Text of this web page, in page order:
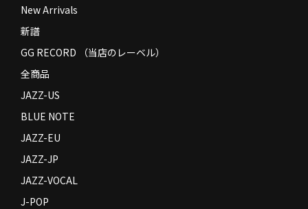
特定商取引法に基づく表示
Contact
New Arrivals
新譜
GG RECORD （当店のレーベル）
全商品
JAZZ-US
BLUE NOTE
JAZZ-EU
JAZZ-JP
JAZZ-VOCAL
J-POP